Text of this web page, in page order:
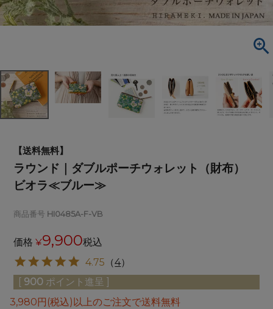
【送料無料】
ラウンド｜ダブルポーチウォレット（財布）
ビオラ≪ブルー≫
商品番号 HI0485A-F-VB
価格 ¥9,900税込
4.75 （4）
[ 900 ポイント進呈 ]
3,980円(税込)以上のご注文で送料無料